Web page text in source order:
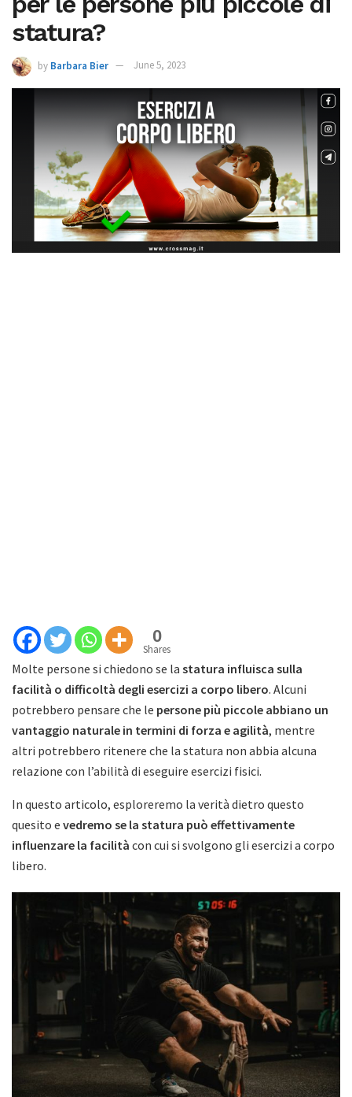
statura?
by Barbara Bier June 5, 2023
0
Shares
Molte persone si chiedono se la statura influisca sulla
facilità o difficoltà degli esercizi a corpo libero. Alcuni
potrebbero pensare che le persone più piccole abbiano un
vantaggio naturale in termini di forza e agilità, mentre
altri potrebbero ritenere che la statura non abbia alcuna
relazione con l’abilità di eseguire esercizi fisici.
In questo articolo, esploreremo la verità dietro questo
quesito e vedremo se la statura può effettivamente
influenzare la facilità con cui si svolgono gli esercizi a corpo
libero.